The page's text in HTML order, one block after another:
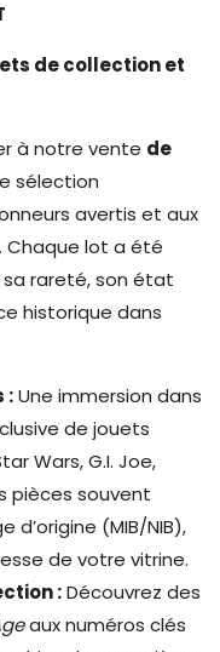
de collection et
à notre vente de
sélection
avertis et aux
Chaque lot a été
rareté, son état
historique dans
:Une immersion dans
de jouets
Wars, G.I. Joe,
pièces souvent
d’origine (MIB/NIB),
de votre vitrine.
:Découvrez des
aux numéros clés